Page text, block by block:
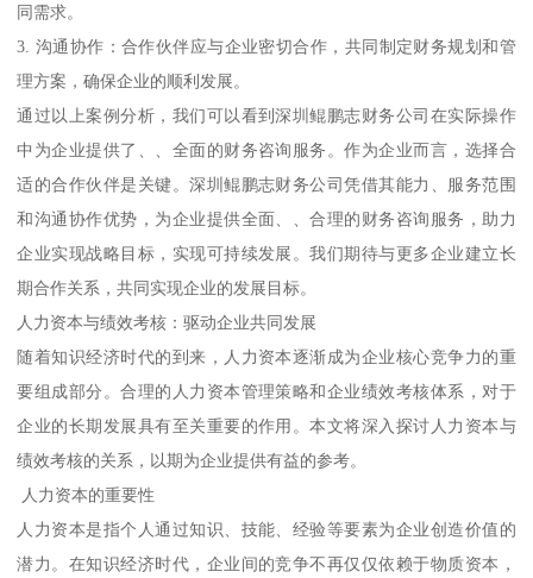
同需求。
3. 沟通协作：合作伙伴应与企业密切合作，共同制定财务规划和管
理方案，确保企业的顺利发展。
通过以上案例分析，我们可以看到深圳鲲鹏志财务公司在实际操作
中为企业提供了、、全面的财务咨询服务。作为企业而言，选择合
适的合作伙伴是关键。深圳鲲鹏志财务公司凭借其能力、服务范围
和沟通协作优势，为企业提供全面、、合理的财务咨询服务，助力
企业实现战略目标，实现可持续发展。我们期待与更多企业建立长
期合作关系，共同实现企业的发展目标。
人力资本与绩效考核：驱动企业共同发展
随着知识经济时代的到来，人力资本逐渐成为企业核心竞争力的重
要组成部分。合理的人力资本管理策略和企业绩效考核体系，对于
企业的长期发展具有至关重要的作用。本文将深入探讨人力资本与
绩效考核的关系，以期为企业提供有益的参考。
人力资本的重要性
人力资本是指个人通过知识、技能、经验等要素为企业创造价值的
潜力。在知识经济时代，企业间的竞争不再仅仅依赖于物质资本，